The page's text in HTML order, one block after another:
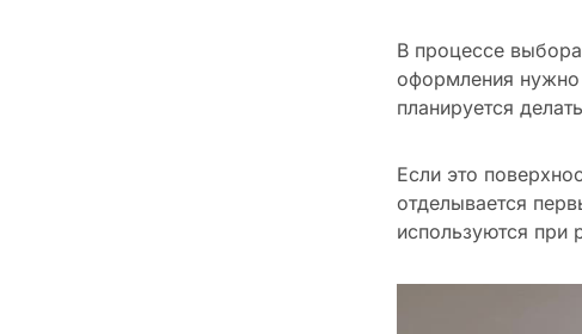
В процессе
оформления
планируется
Если это
отделывается
используются при